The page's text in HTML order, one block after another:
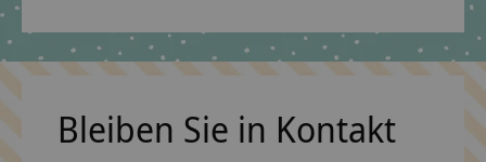
Bleiben Sie in Kontakt